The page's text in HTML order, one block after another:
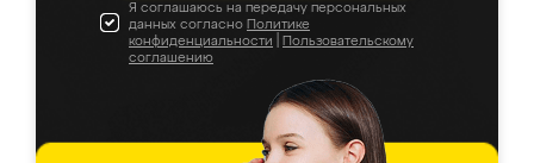
Я соглашаюсь на передачу персональных
данных согласно Политике
конфиденциальности
Пользовательскому
соглашению